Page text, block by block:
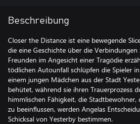
Beschreibung
Closer the Distance ist eine bewegende
die eine Geschichte über die Verbindungen
Freunden im Angesicht einer Tragödie
tödlichen Autounfall schlüpfen die Spieler
einem jungen Mädchen aus der Stadt
behütet, während sie ihren Trauerprozess
himmlischen Fähigkeit, die Stadtbewohner,
zu beeinflussen, werden Angelas
Schicksal von Yesterby bestimmen.